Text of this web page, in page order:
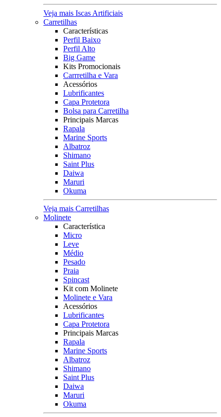
Veja mais Iscas Artificiais
Carretilhas
Características
Perfil Baixo
Perfil Alto
Big Game
Kits Promocionais
Carrretilha e Vara
Acessórios
Lubrificantes
Capa Protetora
Bolsa para Carretilha
Principais Marcas
Rapala
Marine Sports
Albatroz
Shimano
Saint Plus
Daiwa
Maruri
Okuma
Veja mais Carretilhas
Molinete
Característica
Micro
Leve
Médio
Pesado
Praia
Spincast
Kit com Molinete
Molinete e Vara
Acessórios
Lubrificantes
Capa Protetora
Principais Marcas
Rapala
Marine Sports
Albatroz
Shimano
Saint Plus
Daiwa
Maruri
Okuma